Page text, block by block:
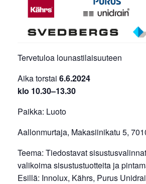
Tervetuloa lounastilaisuuteen
Aika torstai 6.6.2024
klo 10.30–13.30
Paikka: Luoto
Aallonmurtaja, Makasiinikatu 5,
Teema: Tiedostavat
valikoima sisustustuotteita ja
Esillä: Innolux, Kährs, Purus